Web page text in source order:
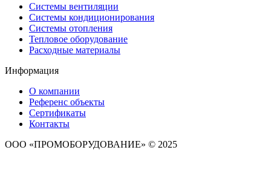
Системы вентиляции
Системы кондиционирования
Системы отопления
Тепловое оборудование
Расходные материалы
Информация
О компании
Референс объекты
Сертификаты
Контакты
ООО «ПРОМОБОРУДОВАНИЕ» © 2025